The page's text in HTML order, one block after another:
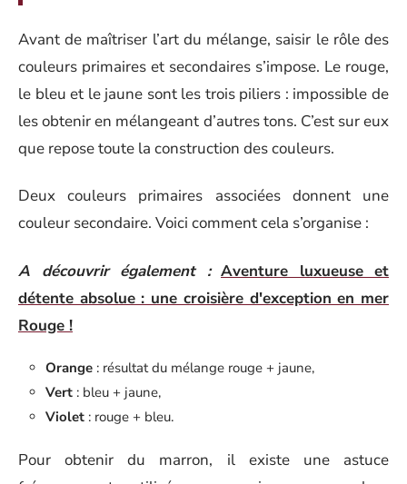
Avant de maîtriser l’art du mélange, saisir le rôle des
couleurs primaires et secondaires s’impose. Le rouge,
le bleu et le jaune sont les trois piliers : impossible de
les obtenir en mélangeant d’autres tons. C’est sur eux
que repose toute la construction des couleurs.
Deux couleurs primaires associées donnent une
couleur secondaire. Voici comment cela s’organise :
A découvrir également : Aventure luxueuse et
détente absolue : une croisière d'exception en mer
Rouge !
Orange : résultat du mélange rouge + jaune,
Vert : bleu + jaune,
Violet : rouge + bleu.
Pour obtenir du marron, il existe une astuce